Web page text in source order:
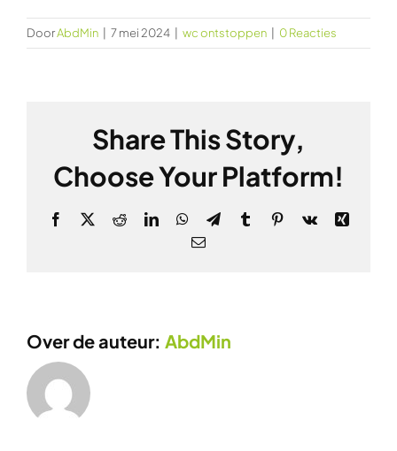
DoorAbdMin 7 mei 2024 wc ontstoppen 0 Reacties
Share This Story,
Choose Your Platform!
Facebook
X RedditLinkedInWhatsApp
TelegramTumblrPinterest
Vk
Xing
E-
Over de auteur: AbdMin